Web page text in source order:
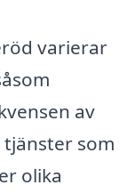
varierar
av
som
olika